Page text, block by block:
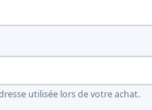
utilisée lors de votre achat.